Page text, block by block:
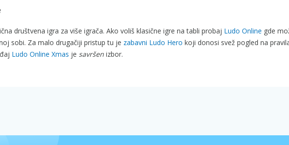
društvena igra za više igrača. Ako voliš klasične igre na tabli probaj Ludo Online gde
sobi. Za malo drugačiji pristup tu je zabavni Ludo Hero koji donosi svež pogled na
Ludo Online Xmas je savršen izbor.